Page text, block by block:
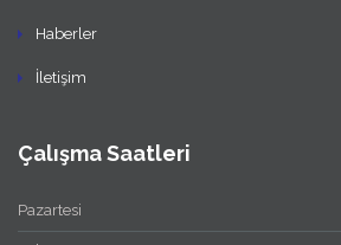
Haberler
İletişim
Çalışma Saatleri
Pazartesi